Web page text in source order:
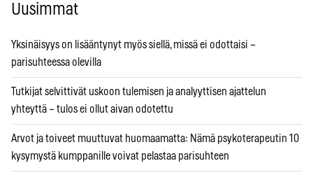
Uusimmat
Yksinäisyys on lisääntynyt myös siellä, missä ei odottaisi –
parisuhteessa olevilla
Tutkijat selvittivät uskoon tulemisen ja analyyttisen ajattelun
yhteyttä – tulos ei ollut aivan odotettu
Arvot ja toiveet muuttuvat huomaamatta: Nämä psykoterapeutin 10
kysymystä kumppanille voivat pelastaa parisuhteen